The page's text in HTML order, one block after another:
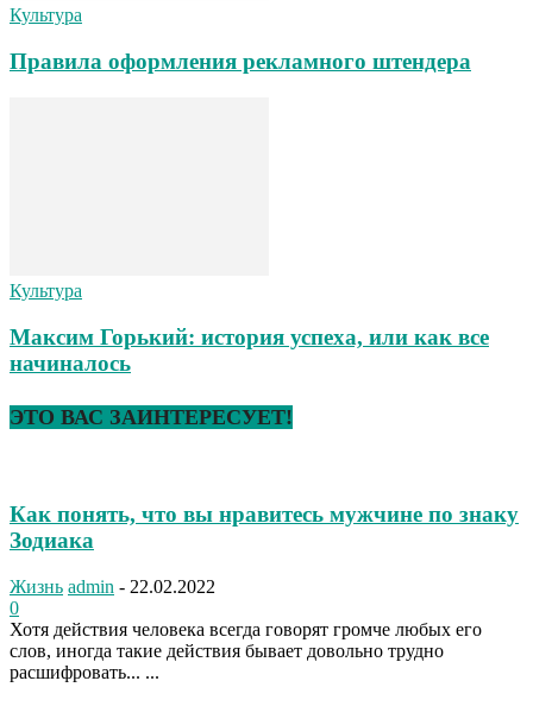
Культура
Правила оформления рекламного штендера
Культура
Максим Горький: история успеха, или как все
начиналось
ЭТО ВАС ЗАИНТЕРЕСУЕТ!
Как понять, что вы нравитесь мужчине по знаку
Зодиака
Жизнь admin - 22.02.2022
0
Хотя действия человека всегда говорят громче любых его
слов, иногда такие действия бывает довольно трудно
расшифровать... ...